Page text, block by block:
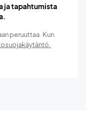
ja tapahtumista
peruuttaa. Kun